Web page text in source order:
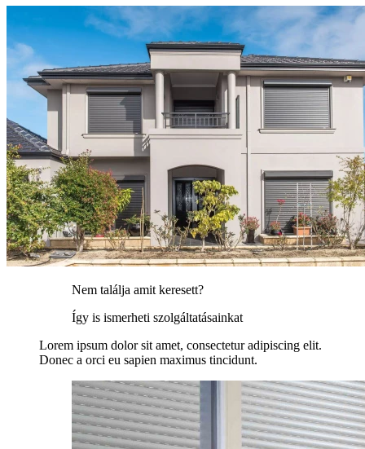
Nem találja amit keresett?
Így is ismerheti szolgáltatásainkat
Lorem ipsum dolor sit amet, consectetur adipiscing elit.
Donec a orci eu sapien maximus tincidunt.